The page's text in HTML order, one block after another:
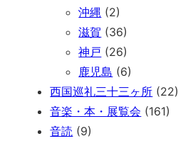
沖縄 (2)
滋賀 (36)
神戸 (26)
鹿児島 (6)
西国巡礼三十三ヶ所 (22)
音楽・本・展覧会 (161)
音読 (9)